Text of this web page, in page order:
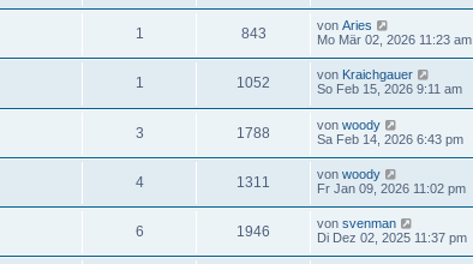
1 843 von Aries
Mo Mär 02, 2026 11:23 am
1 1052 von Kraichgauer
So Feb 15, 2026 9:11 am
3 1788 von woody
Sa Feb 14, 2026 6:43 pm
4 1311 von woody
Fr Jan 09, 2026 11:02 pm
6 1946 von svenman
Di Dez 02, 2025 11:37 pm